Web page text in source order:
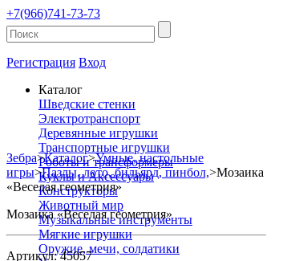
+7(966)741-73-73
Регистрация Вход
Каталог
Шведские стенки
Электротранспорт
Деревянные игрушки
Транспортные игрушки
Роботы и трансформеры
Куклы и Аксессуары
Конструкторы
Животный мир
Музыкальные инструменты
Мягкие игрушки
Оружие, мечи, солдатики
Зебра>Каталог>Умные, настольные
игры>Пазлы, лото, бильярд, пинбол,>Мозаика
«Веселая геометрия»
Мозаика «Веселая геометрия»
Артикул: 45057